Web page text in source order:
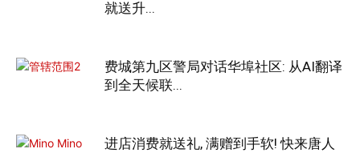
就送升...
费城第九区警局对话华埠社区: 从AI翻译
到全天候联...
进店消费就送礼, 满赠到手软! 快来唐人